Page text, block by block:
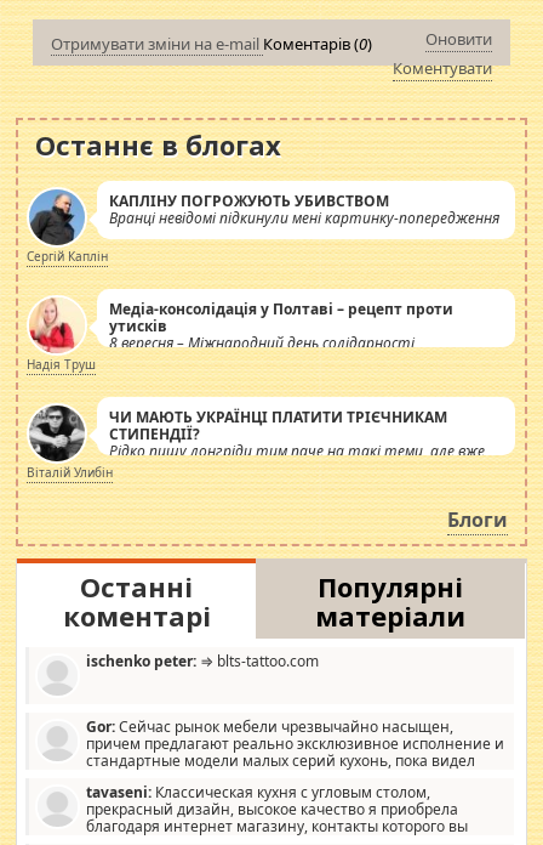
Отримувати зміни на e-mail Коментарів (0)
Оновити
Коментувати
Останнє в блогах
КАПЛІНУ ПОГРОЖУЮТЬ УБИВСТВОМ
Вранці невідомі підкинули мені картинку-попередження
Сергій Каплін
Медіа-консолідація у Полтаві – рецепт проти
утисків
8 вересня – Міжнародний день солідарності
журналістів.
Надія Труш
ЧИ МАЮТЬ УКРАЇНЦІ ПЛАТИТИ ТРІЄЧНИКАМ
СТИПЕНДІЇ?
Рідко пишу лонгріди тим паче на такі теми, але вже
просто дістало! Обурюють сьогоднішні інсенуації
навколо стипендіального питання. Штучно
роздувається ще одна соціальна катастрофа.
Віталій Улибін
Блоги
Останні
коментарі
Популярні
матеріали
ischenko peter: ⇒ blts-tattoo.com
Gor:Сейчас рынок мебели чрезвычайно насыщен,
причем предлагают реально эксклюзивное исполнение и
стандартные модели малых серий кухонь, пока видел
стандартные формы, в MebelOk, креативненько и что главное -
со вкусом все в порядке, без ненужных наворотов удорожающих
мебель, а это не последний фактор.
tavaseni: Классическая кухня с угловым столом,
прекрасный дизайн, высокое качество я приобрела
благодаря интернет магазину, контакты которого вы